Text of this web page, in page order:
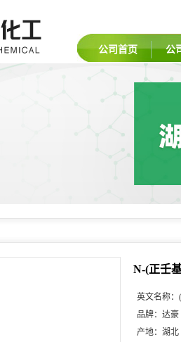
公司首页 公
N-(正壬
英文名称：
品牌： 达豪
产地： 湖北